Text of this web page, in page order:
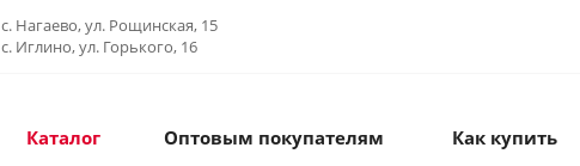
с. Нагаево, ул. Рощинская, 15
с. Иглино, ул. Горького, 16
Каталог Оптовым покупателям Как купить